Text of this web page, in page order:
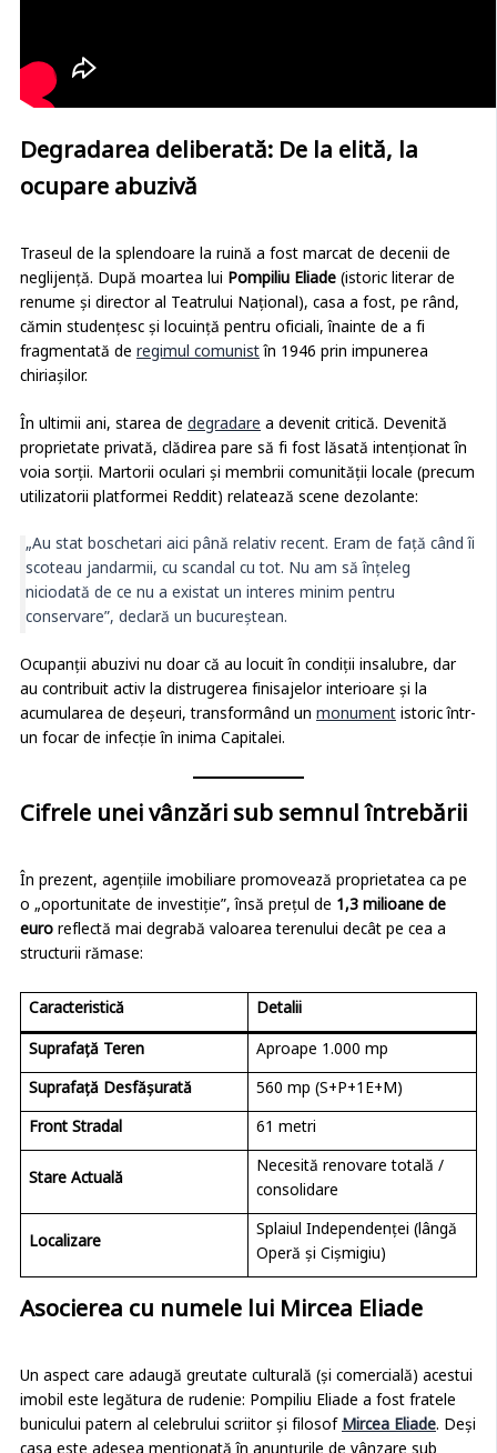
Degradarea deliberată: De la elită, la
ocupare abuzivă
Traseul de la splendoare la ruină a fost marcat de decenii de
neglijență. După moartea lui Pompiliu Eliade (istoric literar de
renume și director al Teatrului Național), casa a fost, pe rând,
cămin studențesc și locuință pentru oficiali, înainte de a fi
fragmentată de regimul comunist în 1946 prin impunerea
chiriașilor.
În ultimii ani, starea de degradare a devenit critică. Devenită
proprietate privată, clădirea pare să fi fost lăsată intenționat în
voia sorții. Martorii oculari și membrii comunității locale (precum
utilizatorii platformei Reddit) relatează scene dezolante:
„Au stat boschetari aici până relativ recent. Eram de față când îi
scoteau jandarmii, cu scandal cu tot. Nu am să înțeleg
niciodată de ce nu a existat un interes minim pentru
conservare”, declară un bucureștean.
Ocupanții abuzivi nu doar că au locuit în condiții insalubre, dar
au contribuit activ la distrugerea finisajelor interioare și la
acumularea de deșeuri, transformând un monument istoric într-
un focar de infecție în inima Capitalei.
Cifrele unei vânzări sub semnul întrebării
În prezent, agențiile imobiliare promovează proprietatea ca pe
o „oportunitate de investiție”, însă prețul de 1,3 milioane de
euro reflectă mai degrabă valoarea terenului decât pe cea a
structurii rămase:
Caracteristică Detalii
Suprafață Teren
Aproape 1.000 mp
Suprafață Desfășurată
560 mp (S+P+1E+M)
Front Stradal
61 metri
Stare Actuală
Necesită renovare totală /
consolidare
Localizare
Splaiul Independenței (lângă
Operă și Cișmigiu)
Asocierea cu numele lui Mircea Eliade
Un aspect care adaugă greutate culturală (și comercială) acestui
imobil este legătura de rudenie: Pompiliu Eliade a fost fratele
bunicului patern al celebrului scriitor și filosof Mircea Eliade. Deși